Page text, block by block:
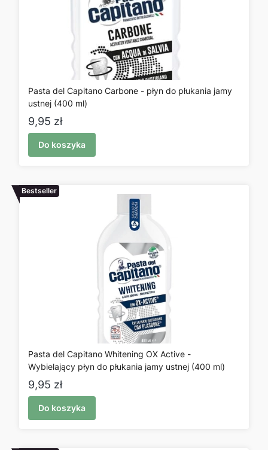
Pasta del Capitano Carbone - płyn do płukania jamy
ustnej (400 ml)
Cena
9,95 zł
Do koszyka
Bestseller
Pasta del Capitano Whitening OX Active -
Wybielający płyn do płukania jamy ustnej (400 ml)
Cena
9,95 zł
Do koszyka